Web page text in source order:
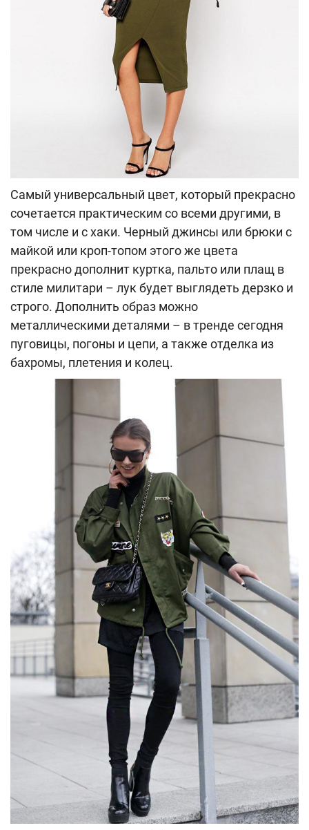
Самый универсальный цвет, который прекрасно
сочетается практическим со всеми другими, в
том числе и с хаки. Черный джинсы или брюки с
майкой или кроп-топом этого же цвета
прекрасно дополнит куртка, пальто или плащ в
стиле милитари – лук будет выглядеть дерзко и
строго. Дополнить образ можно
металлическими деталями – в тренде сегодня
пуговицы, погоны и цепи, а также отделка из
бахромы, плетения и колец.